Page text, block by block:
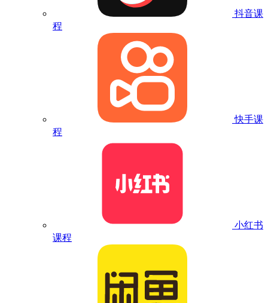
抖音课
程
快手课
程
小红书
课程